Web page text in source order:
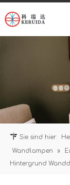
Sie sind hier:
Wandlampen
»
Hintergrund